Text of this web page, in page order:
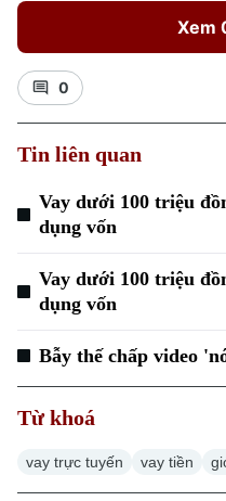
Xem
0
Tin liên quan
Vay dưới 100 triệu
dụng vốn
Vay dưới 100 triệu
dụng vốn
Bẫy thế chấp video
Từ khoá
vay trực tuyến vay tiền